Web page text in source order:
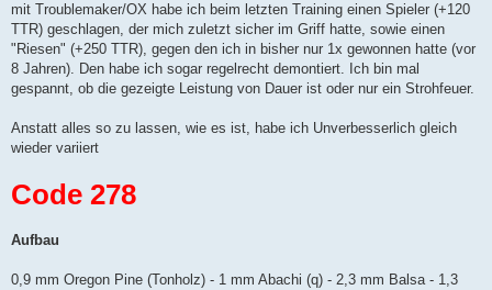
mit Troublemaker/OX habe ich beim letzten Training einen Spieler (+120
TTR) geschlagen, der mich zuletzt sicher im Griff hatte, sowie einen
"Riesen" (+250 TTR), gegen den ich in bisher nur 1x gewonnen hatte (vor
8 Jahren). Den habe ich sogar regelrecht demontiert. Ich bin mal
gespannt, ob die gezeigte Leistung von Dauer ist oder nur ein Strohfeuer.
Anstatt alles so zu lassen, wie es ist, habe ich Unverbesserlich gleich
wieder variiert
Code 278
Aufbau
0,9 mm Oregon Pine (Tonholz) - 1 mm Abachi (q) - 2,3 mm Balsa - 1,3